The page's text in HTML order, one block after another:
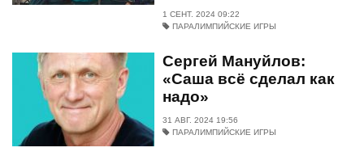
1 СЕНТ. 2024 09:22
ПАРАЛИМПИЙСКИЕ ИГРЫ
Сергей Мануйлов:
«Саша всё сделал как
надо»
31 АВГ. 2024 19:56
ПАРАЛИМПИЙСКИЕ ИГРЫ